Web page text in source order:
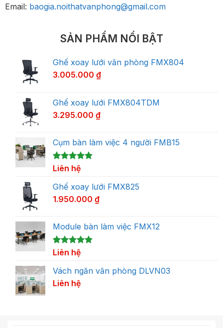
Email: baogia.noithatvanphong@gmail.com
SẢN PHẨM NỔI BẬT
Ghế xoay lưới văn phòng FMX804
3.005.000 ₫
Ghế xoay lưới FMX804TDM
3.295.000 ₫
Cụm bàn làm việc 4 người FMB15
5.00trên 5
dựa trên
1
đánh giá
Liên hệ
Ghế xoay lưới FMX825
1.950.000 ₫
Module bàn làm việc FMX12
5.00trên 5
dựa trên
1
đánh giá
Liên hệ
Vách ngăn văn phòng DLVN03
Liên hệ